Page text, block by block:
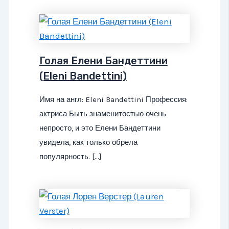
Голая Елени Бандеттини
(Eleni Bandettini)
Имя на англ: Eleni Bandettini Профессия:
актриса Быть знаменитостью очень
непросто, и это Елени Бандеттини
увидела, как только обрела
популярность. […]